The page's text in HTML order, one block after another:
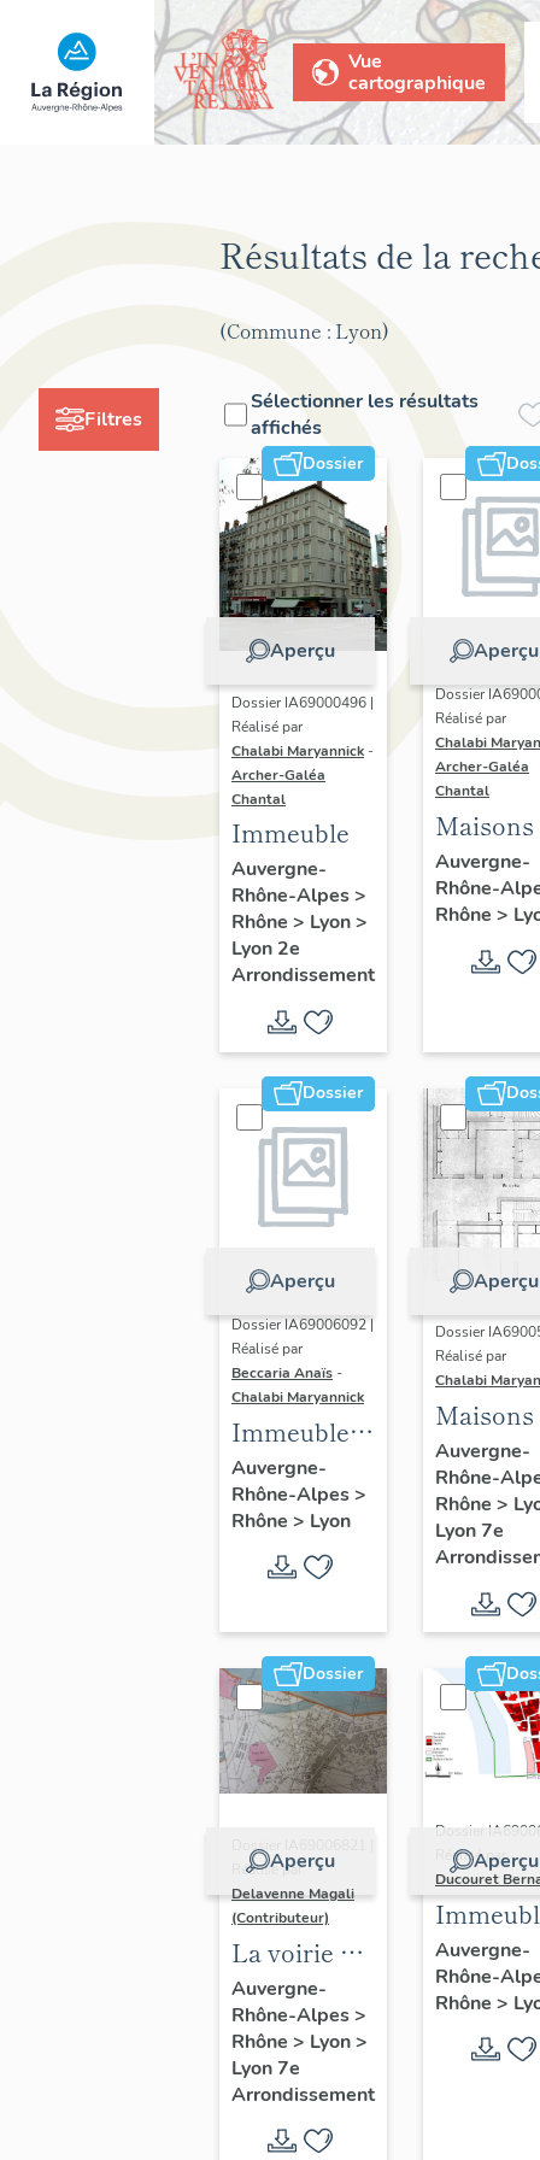
Vue
cartographique
Filtres
Résultats de la
(Commune : Lyon)
Sélectionner les résultats
affichés
Dossier
Aperçu
Dossier IA69000496 |
Réalisé par
Chalabi Maryannick -
Archer-Galéa
Chantal
Immeuble
Auvergne-
Rhône-Alpes>
Rhône > Lyon>
Lyon 2e
Arrondissement
Aperçu
Dossier
Réalisé par
Chalabi
Archer-Galéa
Chantal
Maisons
Auvergne-
Rhône-
Rhône >
Dossier
Aperçu
Dossier IA69006092 |
Réalisé par
Beccaria Anaïs -
Chalabi Maryannick
Immeubles
des Années
Trente de la
rive gauche
Auvergne-
Rhône-Alpes>
Rhône > Lyon
Aperçu
Dossier
Réalisé par
Chalabi
Maisons
Auvergne-
Rhône-
Rhône >
Lyon 7e
Dossier
Aperçu
Dossier IA69006821 |
Réalisé par
Delavenne Magali
(Contributeur)
La voirie du
secteur
d'étude
"Saint-
André"
(Lyon 7e)
Auvergne-
Rhône-Alpes>
Rhône > Lyon>
Lyon 7e
Arrondissement
Aperçu
Dossier
Réalisé par
Ducouret
du
Saint-
Auvergne-
Rhône-
Rhône >